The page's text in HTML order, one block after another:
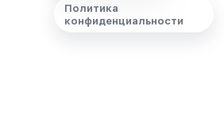
Политика
конфиденциальности